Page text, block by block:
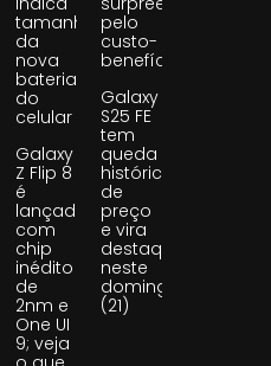
tamanho
da
nova
bateria
do
celular
Galaxy
Z Flip 8
é
lançado
com
chip
inédito
de
2nm e
One UI
9; veja
pelo
custo-
benefício
Galaxy
S25 FE
tem
queda
histórica
de
preço
e vira
destaque
neste
domingo
(21)